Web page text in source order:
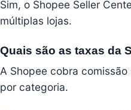
Sim, o Shopee Seller
múltiplas lojas.
Quais são as taxas da
A Shopee cobra
por categoria.